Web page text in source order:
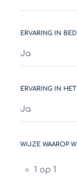
ERVARING IN
Ja
ERVARING IN
Ja
WIJZE WAAROP
1 op 1